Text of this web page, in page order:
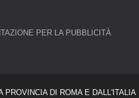
PER LA PUBBLICITÀ
PROVINCIA DI ROMA E DALL'ITALIA